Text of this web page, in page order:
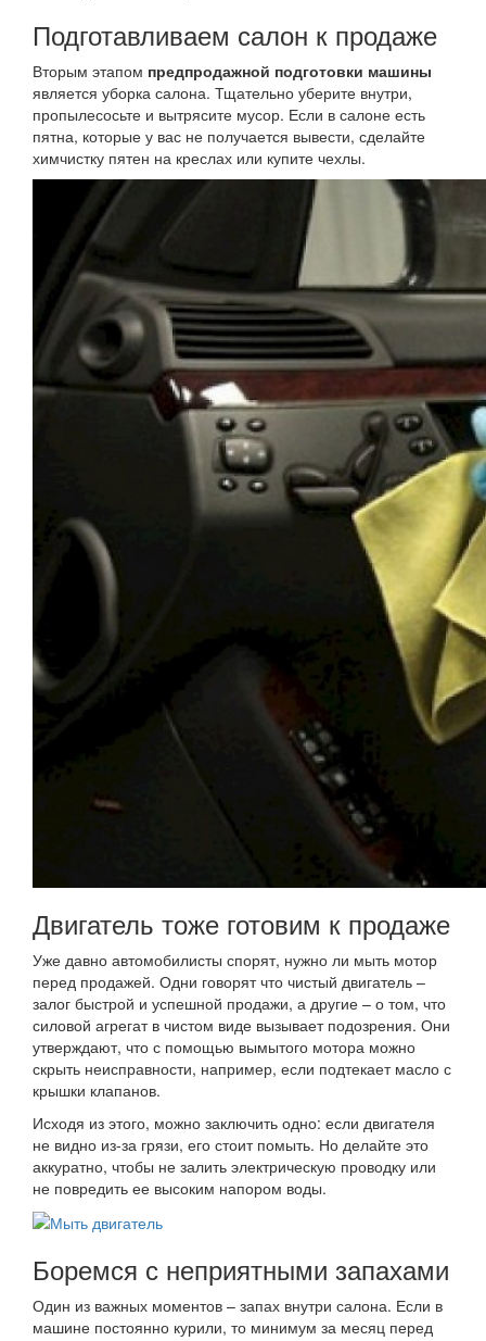
Подготавливаем салон к продаже
Вторым этапом предпродажной подготовки машины
является уборка салона. Тщательно уберите внутри,
пропылесосьте и вытрясите мусор. Если в салоне есть
пятна, которые у вас не получается вывести, сделайте
химчистку пятен на креслах или купите чехлы.
Двигатель тоже готовим к продаже
Уже давно автомобилисты спорят, нужно ли мыть мотор
перед продажей. Одни говорят что чистый двигатель –
залог быстрой и успешной продажи, а другие – о том, что
силовой агрегат в чистом виде вызывает подозрения. Они
утверждают, что с помощью вымытого мотора можно
скрыть неисправности, например, если подтекает масло с
крышки клапанов.
Исходя из этого, можно заключить одно: если двигателя
не видно из-за грязи, его стоит помыть. Но делайте это
аккуратно, чтобы не залить электрическую проводку или
не повредить ее высоким напором воды.
Боремся с неприятными запахами
Один из важных моментов – запах внутри салона. Если в
машине постоянно курили, то минимум за месяц перед